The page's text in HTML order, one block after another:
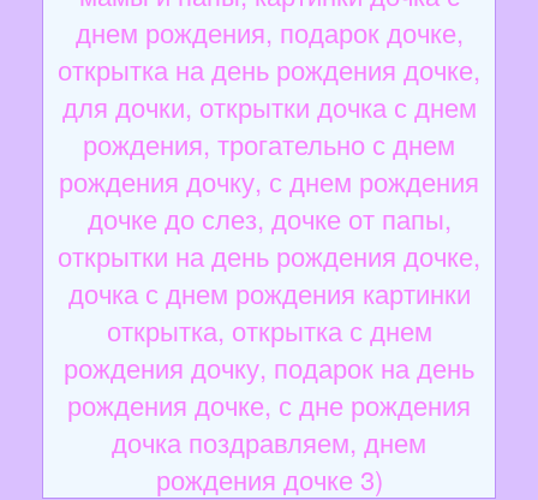
днем рождения, подарок дочке,
открытка на день рождения дочке,
для дочки, открытки дочка с днем
рождения, трогательно с днем
рождения дочку, с днем рождения
дочке до слез, дочке от папы,
открытки на день рождения дочке,
дочка с днем рождения картинки
открытка, открытка с днем
рождения дочку, подарок на день
рождения дочке, с дне рождения
дочка поздравляем, днем
рождения дочке 3)